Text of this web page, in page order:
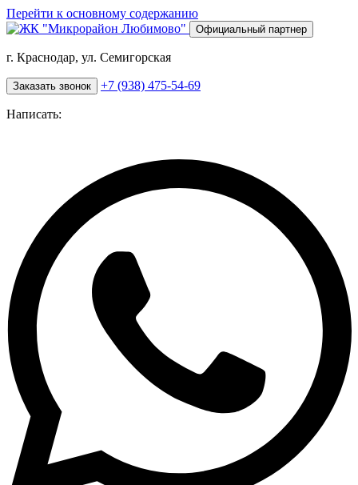
Перейти к основному содержанию
Официальный партнер
г. Краснодар, ул. Семигорская
Заказать звонок +7 (938) 475-54-69
Написать: